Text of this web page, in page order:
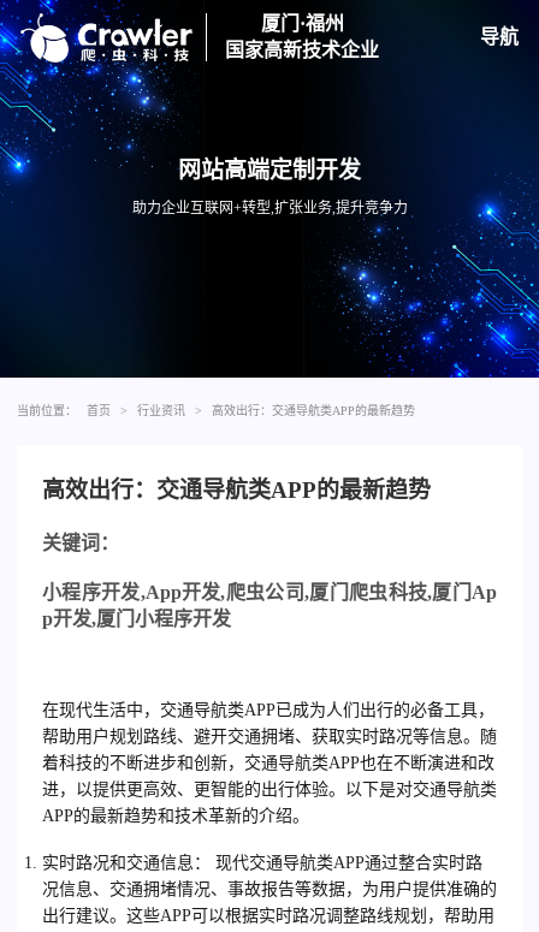
厦门·福州
国家高新技术企业
导航
网站高端定制开发
助力企业互联网+转型,扩张业务,提升竞争力
当前位置： 首页 > 行业资讯 > 高效出行：交通导航类APP的最新趋势
高效出行：交通导航类APP的最新趋势
关键词：
小程序开发,App开发,爬虫公司,厦门爬虫科技,厦门 Ap
p开发,厦门小程序开发
在现代生活中，交通导航类APP已成为人们出行的必备工具，
帮助用户规划路线、避开交通拥堵、获取实时路况等信息。随
着科技的不断进步和创新，交通导航类APP也在不断演进和改
进，以提供更高效、更智能的出行体验。以下是对交通导航类
APP的最新趋势和技术革新的介绍。
实时路况和交通信息 ： 现代交通导航类APP通过整合实时路
况信息、交通拥堵情况、事故报告等数据，为用户提供准确的
出行建议。这些APP可以根据实时路况调整路线规划，帮助用